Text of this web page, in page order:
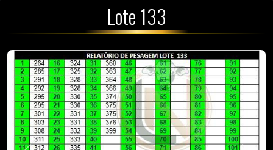
Lote 133